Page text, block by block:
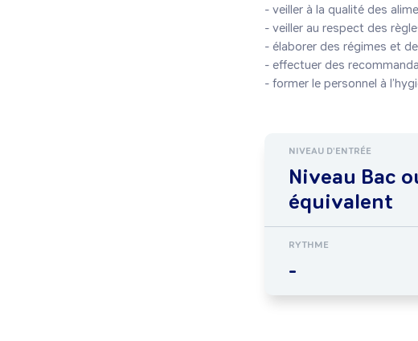
- veiller à la qualité des
- veiller au respect des
- élaborer des régimes et
- effectuer des
- former le personnel à
NIVEAU D'ENTRÉE
Niveau Bac
équivalent
RYTHME
-